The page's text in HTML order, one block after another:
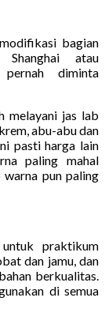
bagian
atau
diminta
melayani jas lab
abu-abu dan
pasti harga lain
paling mahal
pun paling
praktikum
dan jamu, dan
berkualitas.
di semua